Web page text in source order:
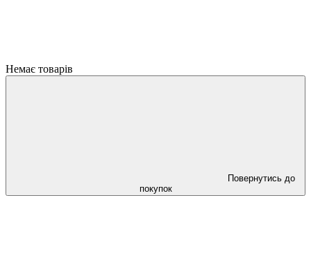
Немає товарів
Повернутись до
покупок